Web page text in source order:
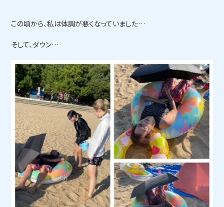
この頃から、私は体調が悪くなっていました…
そして、ダウン…